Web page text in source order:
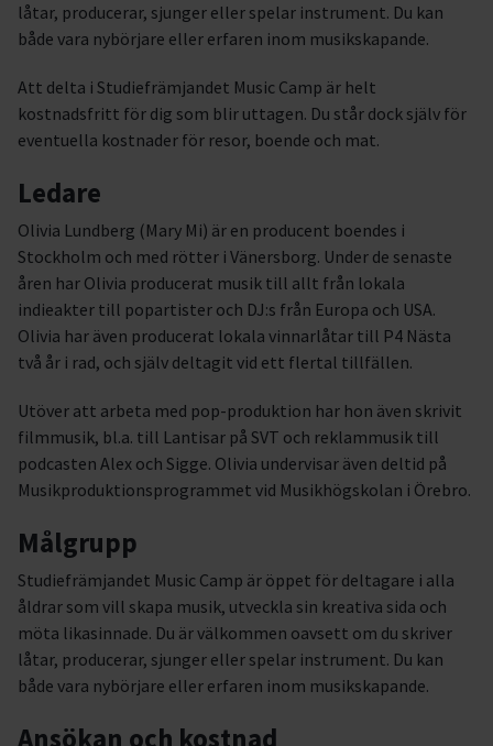
låtar, producerar, sjunger eller spelar instrument. Du kan
både vara nybörjare eller erfaren inom musikskapande.
Att delta i Studiefrämjandet Music Camp är helt
kostnadsfritt för dig som blir uttagen. Du står dock själv för
eventuella kostnader för resor, boende och mat.
Ledare
Olivia Lundberg (Mary Mi) är en producent boendes i
Stockholm och med rötter i Vänersborg. Under de senaste
åren har Olivia producerat musik till allt från lokala
indieakter till popartister och DJ:s från Europa och USA.
Olivia har även producerat lokala vinnarlåtar till P4 Nästa
två år i rad, och själv deltagit vid ett flertal tillfällen.
Utöver att arbeta med pop-produktion har hon även skrivit
filmmusik, bl.a. till Lantisar på SVT och reklammusik till
podcasten Alex och Sigge. Olivia undervisar även deltid på
Musikproduktionsprogrammet vid Musikhögskolan i Örebro.
Målgrupp
Studiefrämjandet Music Camp är öppet för deltagare i alla
åldrar som vill skapa musik, utveckla sin kreativa sida och
möta likasinnade. Du är välkommen oavsett om du skriver
låtar, producerar, sjunger eller spelar instrument. Du kan
både vara nybörjare eller erfaren inom musikskapande.
Ansökan och kostnad